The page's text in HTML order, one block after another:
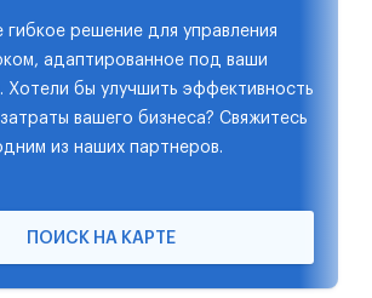
гибкое решение для управления
адаптированное под ваши
Хотели бы улучшить эффективность
вашего бизнеса? Свяжитесь
из наших партнеров.
ПОИСК НА КАРТЕ